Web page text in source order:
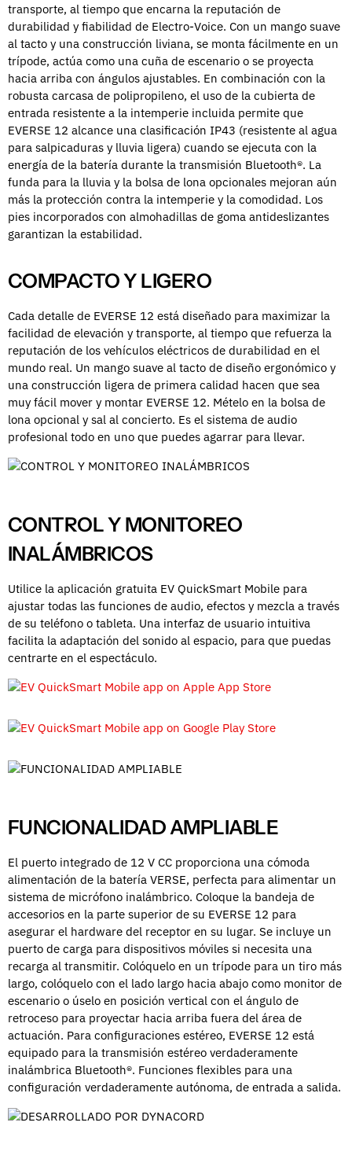
transporte, al tiempo que encarna la reputación de
durabilidad y fiabilidad de Electro-Voice. Con un mango suave
al tacto y una construcción liviana, se monta fácilmente en un
trípode, actúa como una cuña de escenario o se proyecta
hacia arriba con ángulos ajustables. En combinación con la
robusta carcasa de polipropileno, el uso de la cubierta de
entrada resistente a la intemperie incluida permite que
EVERSE 12 alcance una clasificación IP43 (resistente al agua
para salpicaduras y lluvia ligera) cuando se ejecuta con la
energía de la batería durante la transmisión Bluetooth®. La
funda para la lluvia y la bolsa de lona opcionales mejoran aún
más la protección contra la intemperie y la comodidad. Los
pies incorporados con almohadillas de goma antideslizantes
garantizan la estabilidad.
COMPACTO Y LIGERO
Cada detalle de EVERSE 12 está diseñado para maximizar la
facilidad de elevación y transporte, al tiempo que refuerza la
reputación de los vehículos eléctricos de durabilidad en el
mundo real. Un mango suave al tacto de diseño ergonómico y
una construcción ligera de primera calidad hacen que sea
muy fácil mover y montar EVERSE 12. Mételo en la bolsa de
lona opcional y sal al concierto. Es el sistema de audio
profesional todo en uno que puedes agarrar para llevar.
CONTROL Y MONITOREO
INALÁMBRICOS
Utilice la aplicación gratuita EV QuickSmart Mobile para
ajustar todas las funciones de audio, efectos y mezcla a través
de su teléfono o tableta. Una interfaz de usuario intuitiva
facilita la adaptación del sonido al espacio, para que puedas
centrarte en el espectáculo.
FUNCIONALIDAD AMPLIABLE
El puerto integrado de 12 V CC proporciona una cómoda
alimentación de la batería VERSE, perfecta para alimentar un
sistema de micrófono inalámbrico. Coloque la bandeja de
accesorios en la parte superior de su EVERSE 12 para
asegurar el hardware del receptor en su lugar. Se incluye un
puerto de carga para dispositivos móviles si necesita una
recarga al transmitir. Colóquelo en un trípode para un tiro más
largo, colóquelo con el lado largo hacia abajo como monitor de
escenario o úselo en posición vertical con el ángulo de
retroceso para proyectar hacia arriba fuera del área de
actuación. Para configuraciones estéreo, EVERSE 12 está
equipado para la transmisión estéreo verdaderamente
inalámbrica Bluetooth®. Funciones flexibles para una
configuración verdaderamente autónoma, de entrada a salida.